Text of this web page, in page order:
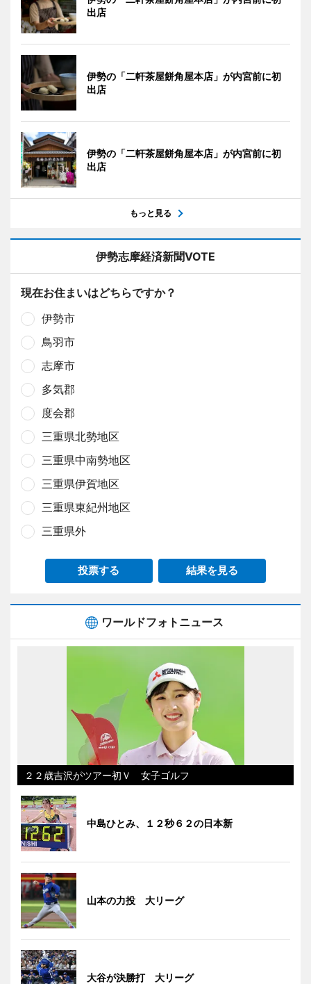
出店
伊勢の「二軒茶屋餅角屋本店」が内宮前に初
出店
伊勢の「二軒茶屋餅角屋本店」が内宮前に初
出店
もっと見る
伊勢志摩経済新聞VOTE
現在お住まいはどちらですか？
伊勢市
鳥羽市
志摩市
多気郡
度会郡
三重県北勢地区
三重県中南勢地区
三重県伊賀地区
三重県東紀州地区
三重県外
投票する 結果を見る
ワールドフォトニュース
２２歳吉沢がツアー初Ｖ 女子ゴルフ
中島ひとみ、１２秒６２の日本新
山本の力投 大リーグ
大谷が決勝打 大リーグ